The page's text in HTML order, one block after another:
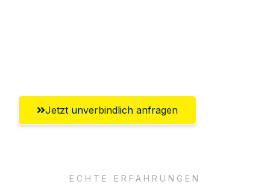
Jetzt unverbindlich anfragen
ECHTE ERFAHRUNGEN